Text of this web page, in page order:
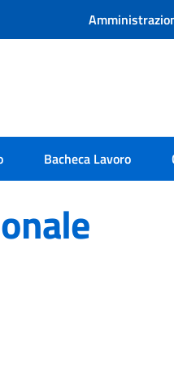
Bacheca Lavoro